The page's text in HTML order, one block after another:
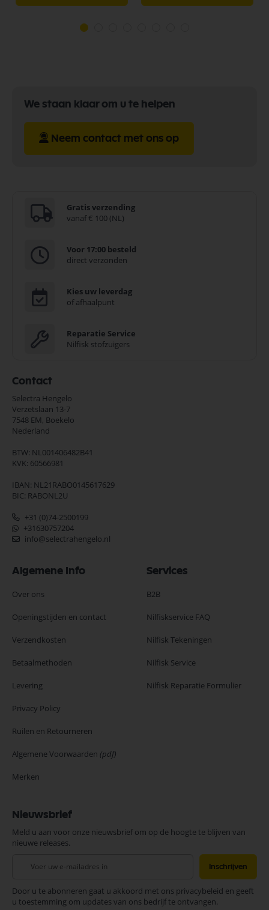
We staan klaar om u te helpen
Neem contact met ons op
Gratis verzending
vanaf € 100 (NL)
Voor 17:00 besteld
direct verzonden
Kies uw leverdag
of afhaalpunt
Reparatie Service
Nilfisk stofzuigers
Contact
Selectra Hengelo
Verzetslaan 13-7
7548 EM, Boekelo
Nederland
BTW: NL001406482B41
KVK: 60566981
IBAN: NL21RABO0145617629
BIC: RABONL2U
+31 (0)74-2500199
+31630757204
info@selectrahengelo.nl
Algemene Info
Over ons
Openingstijden en contact
Verzendkosten
Betaalmethoden
Levering
Privacy Policy
Ruilen en Retourneren
Algemene Voorwaarden (pdf)
Merken
Services
B2B
Nilfiskservice FAQ
Nilfisk Tekeningen
Nilfisk Service
Nilfisk Reparatie Formulier
Nieuwsbrief
Meld u aan voor onze nieuwsbrief om op de hoogte te blijven van
nieuwe releases.
onze
nieuwsbrief
Inschrijven
Door u te abonneren gaat u akkoord met ons privacybeleid en geeft
u toestemming om updates van ons bedrijf te ontvangen.